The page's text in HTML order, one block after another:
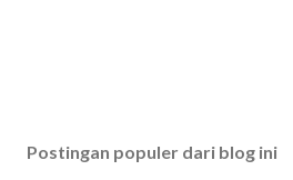
Postingan populer dari blog ini